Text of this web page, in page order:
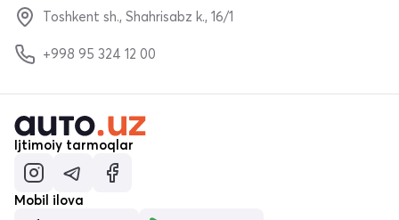
Toshkent sh., Shahrisabz k., 16/1
+998 95 324 12 00
Ijtimoiy tarmoqlar
Mobil ilova